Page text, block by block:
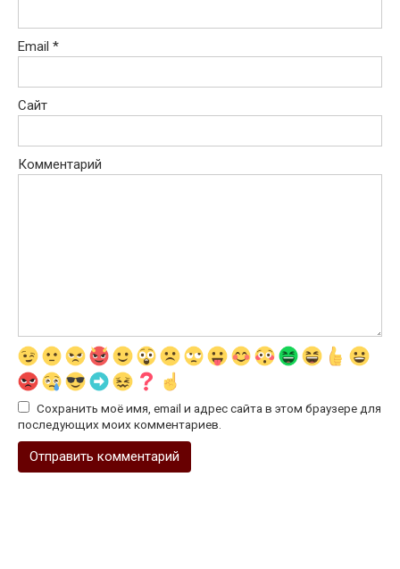
Email *
Сайт
Комментарий
Сохранить моё имя, email и адрес сайта в этом браузере для
последующих моих комментариев.